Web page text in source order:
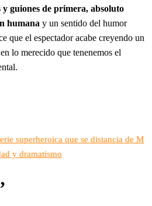
guiones de primera, absoluto
humana y un sentido del humor
que el espectador acabe creyendo un
lo merecido que tenenemos el
superheroica que se distancia de M
y dramatismo